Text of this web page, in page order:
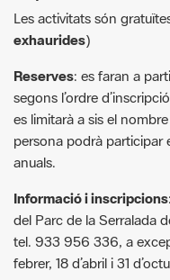
Reserves : es faran a
segons l’ordre
es limitarà a sis el
persona podrà participar
anuals.
Informació i inscripcions
del Parc de la Serralada
febrer, 18 d’abril i 31
Els punts de trobada es
No oblideu la càmera